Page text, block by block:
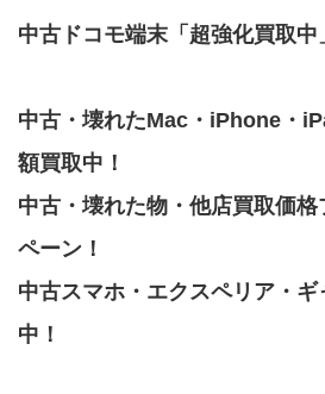
中古ドコモ端末「超強化買取中
中古・壊れたMac・iPhone・
額買取中！
中古・壊れた物・他店買取価
ペーン！
中古スマホ・エクスペリア・
中！